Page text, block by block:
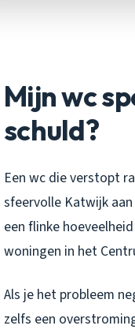
Mijn wc
schuld?
Een wc die verstopt
sfeervolle Katwijk
een flinke
woningen in het
Als je het probleem
zelfs een